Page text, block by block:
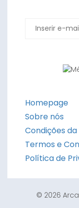
Homepage
Sobre nós
Condições
Termos e
Política de
© 2026